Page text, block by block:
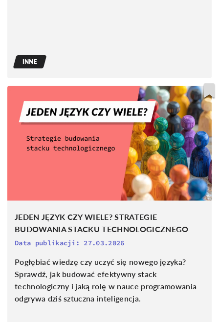
INNE
JEDEN JĘZYK CZY WIELE? STRATEGIE
BUDOWANIA STACKU TECHNOLOGICZNEGO
Data publikacji: 27.03.2026
Pogłębiać wiedzę czy uczyć się nowego języka?
Sprawdź, jak budować efektywny stack
technologiczny i jaką rolę w nauce programowania
odgrywa dziś sztuczna inteligencja.